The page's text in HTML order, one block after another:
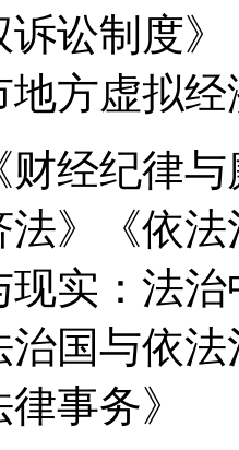
诉讼制度
地方虚拟
财经纪律
》《依
实：法
国与依
事务》